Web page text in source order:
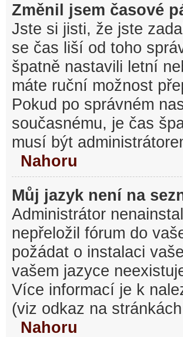
Změnil jsem časové
Jste si jisti, že jste
se čas liší od toho
špatně nastavili letní
máte ruční možnost
Pokud po správném
současnému, je čas
musí být
Nahoru
Můj jazyk není na
Administrátor
nepřeložil fórum do
požádat o instalaci
vašem jazyce
Více informací je k
(viz odkaz na
Nahoru